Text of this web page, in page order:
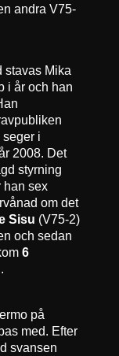
andra V75-
stavas Mika
i år och han
i
2008. Det
styrning
han sex
om det
Sisu (V75-2)
och sedan
6
på
med. Efter
svansen